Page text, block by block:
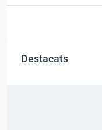
Destacats